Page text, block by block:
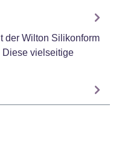
der Wilton Silikonform
Diese vielseitige